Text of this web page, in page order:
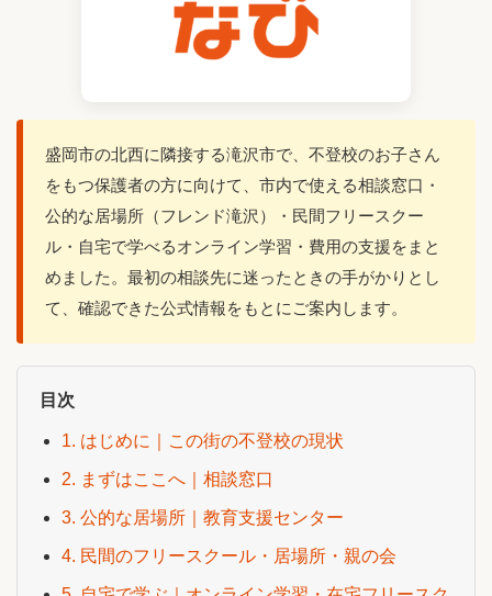
盛岡市の北西に隣接する滝沢市で、不登校のお子さん
をもつ保護者の方に向けて、市内で使える相談窓口・
公的な居場所（フレンド滝沢）・民間フリースクー
ル・自宅で学べるオンライン学習・費用の支援をまと
めました。最初の相談先に迷ったときの手がかりとし
て、確認できた公式情報をもとにご案内します。
目次
1. はじめに｜この街の不登校の現状
2. まずはここへ｜相談窓口
3. 公的な居場所｜教育支援センター
4. 民間のフリースクール・居場所・親の会